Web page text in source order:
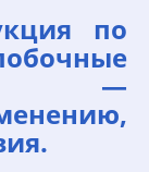
по
—